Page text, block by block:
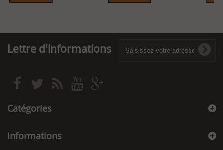
Lettre d'informations
Catégories
Informations